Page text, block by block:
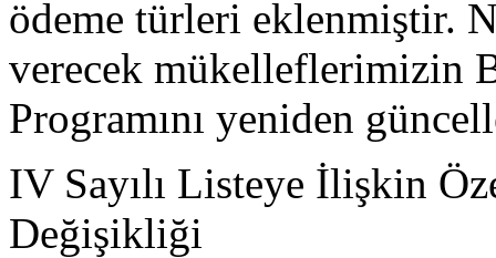
ödeme türleri eklenmiştir.
verecek mükelleflerimizin
Programını yeniden
IV Sayılı Listeye İlişkin
Değişikliği